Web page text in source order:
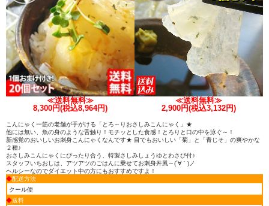
≪送料無料≫
8,300円(税込8,964円)
≪送料無料≫
2,900円(税込3,132円)
こんにゃく一筋の老舗が手がける「とろ～りおさしみこんにゃく」★
他には無い、魚の身のような舌触り！モチッとした食感！とろりと口の中を泳ぐ～！
新感覚のおいしいお刺身こんにゃくなんです★ 目でもおいしい「菊」と「青じそ」の爽やかな
２種♪
おさしみこんにゃくにぴったり合う、特製さしみしょうゆとわさび付♪
スタッフいちおしは、アツアツのごはんに乗せてお刺身丼風～(´∀｀)ノ
ヘルシーなのでダイエット中の方にもおすすめですよ！
◆配送方法
クール便
◆送料